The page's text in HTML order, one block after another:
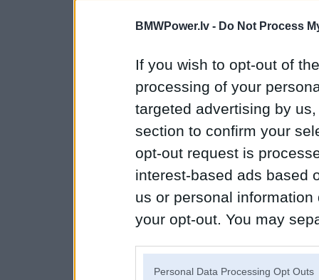
BMWPower.lv - Do Not Process
If you wish to opt-out of
processing of your
targeted advertising by
section to confirm your
opt-out request is
interest-based ads based
us or personal
your opt-out. You may
Personal Data Processing Opt Outs